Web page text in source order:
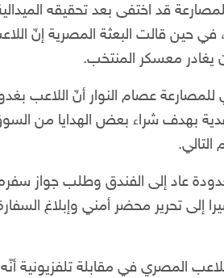
قد اختفى بعد تحقيقه
في حين قالت البعثة المصرية إنّ
يغادر معسكر المنتخب.
للمصارعة عصام النوار أنّ اللاعب
بهدف شراء بعض الهدايا من
التالي.
عاد إلى الفندق وطلب جواز
إلى تحرير محضر أمني وإبلاغ
المصري في مقابلة تلفزيونية أنّه